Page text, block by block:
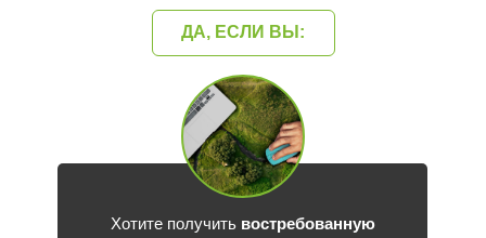
ДА, ЕСЛИ ВЫ:
Хотите получить востребованную